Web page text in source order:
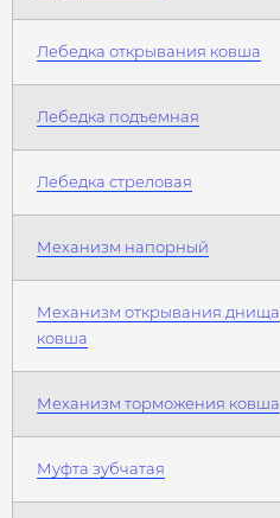
Лебедка открывания ковша
Лебедка подъемная
Лебедка стреловая
Механизм напорный
Механизм открывания днища
ковша
Механизм торможения ковша
Муфта зубчатая